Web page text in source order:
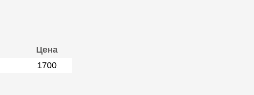
Цена
1700